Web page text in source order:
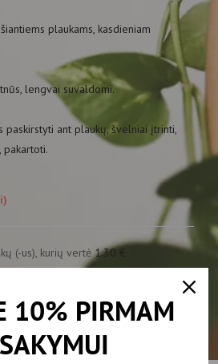
plaukams, kasdieniam
lengvai suvaldomi.
ant plaukų, švelniai įtrinti,
pakartoti.
(-us), kurių vertė1.30 €
10% PIRMAM